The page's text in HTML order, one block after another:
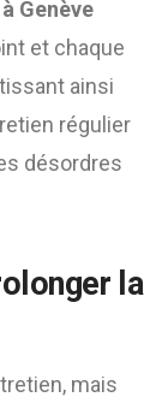
Genève
et chaque
ainsi
régulier
désordres
la
mais